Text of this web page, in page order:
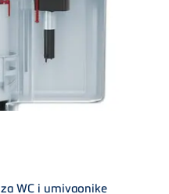
WC i umivaonike